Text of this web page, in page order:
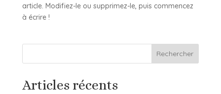
article. Modifiez-le ou supprimez-le, puis commencez
à écrire !
Rechercher
Articles récents